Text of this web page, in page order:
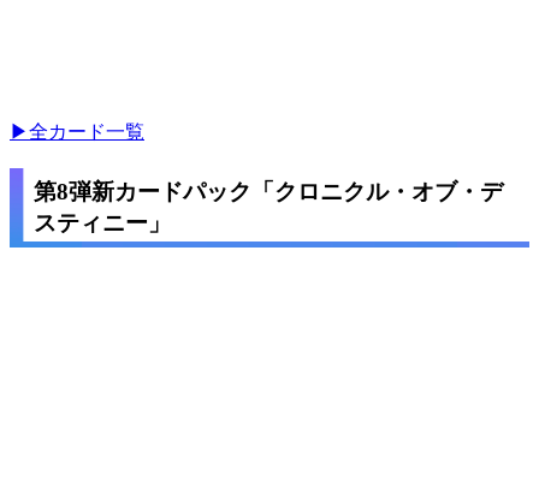
▶全カード一覧
第8弾新カードパック「クロニクル・オブ・デ
スティニー」